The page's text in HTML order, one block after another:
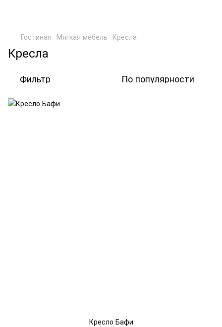
Гостиная Мягкая мебель Кресла
Кресла
Фильтр По популярности
Кресло Бафи